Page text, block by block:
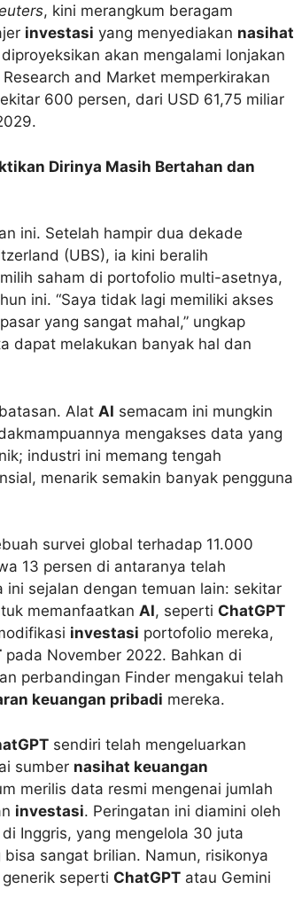
, kini merangkum beragam
investasi yang menyediakan nasihat
akan mengalami lonjakan
and Market memperkirakan
600 persen, dari USD 61,75 miliar
Dirinya Masih Bertahan dan
ini. Setelah hampir dua dekade
(UBS), ia kini beralih
saham di portofolio multi-asetnya,
ini. “Saya tidak lagi memiliki akses
yang sangat mahal,” ungkap
dapat melakukan banyak hal dan
Alat AI semacam ini mungkin
mengakses data yang
industri ini memang tengah
menarik semakin banyak pengguna
survei global terhadap 11.000
13 persen di antaranya telah
ini sejalan dengan temuan lain: sekitar
memanfaatkan AI, seperti ChatGPT
investasi portofolio mereka,
pada November 2022. Bahkan di
perbandingan Finder mengakui telah
keuangan pribadi mereka.
sendiri telah mengeluarkan
sumber nasihat keuangan
merilis data resmi mengenai jumlah
investasi. Peringatan ini diamini oleh
Inggris, yang mengelola 30 juta
bisa sangat brilian. Namun, risikonya
seperti ChatGPT atau Gemini